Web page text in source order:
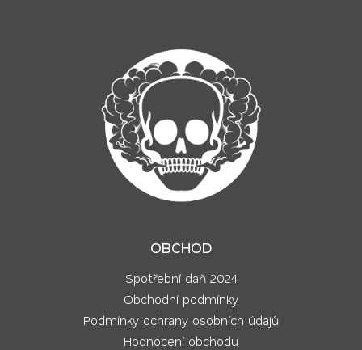
OBCHOD
Spotřební daň 2024
Obchodní podmínky
Podmínky ochrany osobních údajů
Hodnocení obchodu